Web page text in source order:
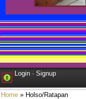
Login · Signup
Home » Holso/Ratapan